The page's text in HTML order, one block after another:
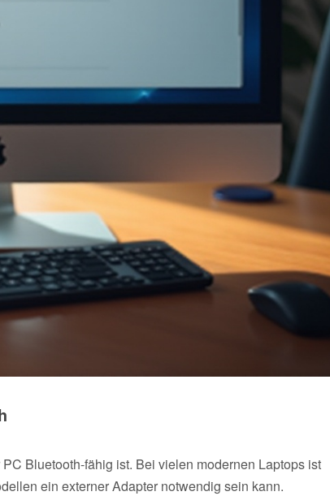
Bluetooth-fähig ist. Bei vielen modernen Laptops ist
ein externer Adapter notwendig sein kann.